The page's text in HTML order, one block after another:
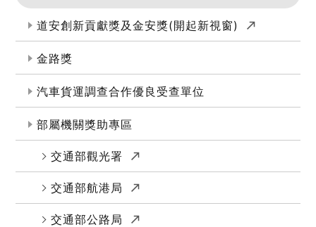
道安創新貢獻獎及金安獎(開起新視窗)
金路獎
汽車貨運調查合作優良受查單位
部屬機關獎助專區
交通部觀光署
交通部航港局
交通部公路局